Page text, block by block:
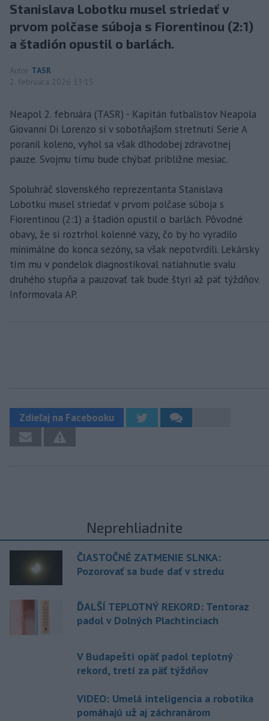
Stanislava Lobotku musel striedať v
prvom polčase súboja s Fiorentinou (2:1)
a štadión opustil o barlách.
Autor TASR
2. februára 2026 13:15
Neapol 2. februára (TASR) - Kapitán futbalistov Neapola
Giovanni Di Lorenzo si v sobotňajšom stretnutí Serie A
poranil koleno, vyhol sa však dlhodobej zdravotnej
pauze. Svojmu tímu bude chýbať približne mesiac.
Spoluhráč slovenského reprezentanta Stanislava
Lobotku musel striedať v prvom polčase súboja s
Fiorentinou (2:1) a štadión opustil o barlách. Pôvodné
obavy, že si roztrhol kolenné väzy, čo by ho vyradilo
minimálne do konca sezóny, sa však nepotvrdili. Lekársky
tím mu v pondelok diagnostikoval natiahnutie svalu
druhého stupňa a pauzovať tak bude štyri až päť týždňov.
Informovala AP.
Zdieľaj na Facebooku
Neprehliadnite
ČIASTOČNÉ ZATMENIE SLNKA:
Pozorovať sa bude dať v stredu
ĎALŠÍ TEPLOTNÝ REKORD: Tentoraz
padol v Dolných Plachtinciach
V Budapešti opäť padol teplotný
rekord, tretí za päť týždňov
VIDEO: Umelá inteligencia a robotika
pomáhajú už aj záchranárom